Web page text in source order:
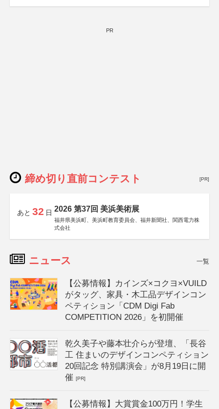
PR
締め切り直前コンテスト [PR]
あと 32 日 2026 第37回 美浜美術展
福井県美浜町、美浜町教育委員会、福井新聞社、関西電力株
式会社
ニュース 一覧
【公募情報】カインズ×コクヨ×VUILD
がタッグ、家具・木工品デザインコン
ペティション「CDM Digi Fab
COMPETITION 2026」を初開催
乾久美子や藤本壮介らが登壇、「長谷
工 住まいのデザインコンペティション
20回記念 特別講演会」が8月19日に開
催[PR]
【公募情報】大賞賞金100万円！学生